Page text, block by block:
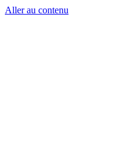
Aller au contenu